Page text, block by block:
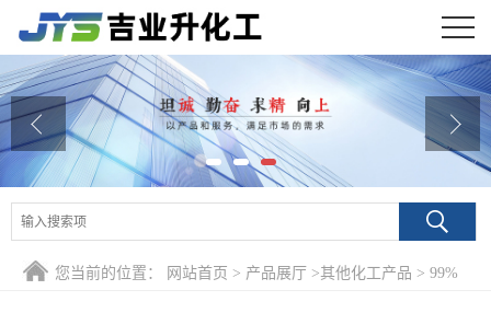
公司首页
公司介绍
公司动态
产品展厅
证书荣誉
您当前的位置： 网站首页 > 产品展厅 >其他化工产品 > 99%